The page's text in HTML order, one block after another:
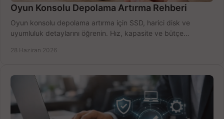
Oyun Konsolu Depolama Artırma Rehberi
Oyun konsolu depolama artırma için SSD, harici disk ve
uyumluluk detaylarını öğrenin. Hız, kapasite ve bütçe
28 Haziran 2026